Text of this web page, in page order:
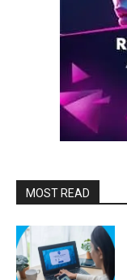
MOST READ